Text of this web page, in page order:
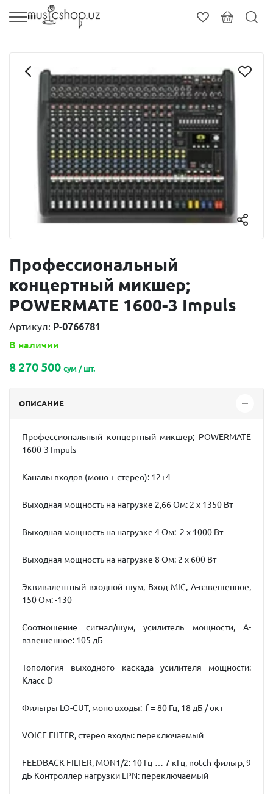
Профессиональный
концертный микшер;
POWERMATE 1600-3 Impuls
Артикул: P-0766781
В наличии
8 270 500 сум / шт.
ОПИСАНИЕ
Профессиональный концертный микшер; POWERMATE
1600-3 Impuls
Каналы входов (моно + стерео): 12+4
Выходная мощность на нагрузке 2,66 Ом: 2 х 1350 Вт
Выходная мощность на нагрузке 4 Ом: 2 х 1000 Вт
Выходная мощность на нагрузке 8 Ом: 2 х 600 Вт
Эквивалентный входной шум, Вход MIC, A-взвешенное,
150 Ом: -130
Соотношение сигнал/шум, усилитель мощности, A-
взвешенное: 105 дБ
Топология выходного каскада усилителя мощности:
Класс D
Фильтры LO-CUT, моно входы: f = 80 Гц, 18 дБ / окт
VOICE FILTER, стерео входы: переключаемый
FEEDBACK FILTER, MON1/2: 10 Гц … 7 кГц, notch-фильтр, 9
дБ Контроллер нагрузки LPN: переключаемый